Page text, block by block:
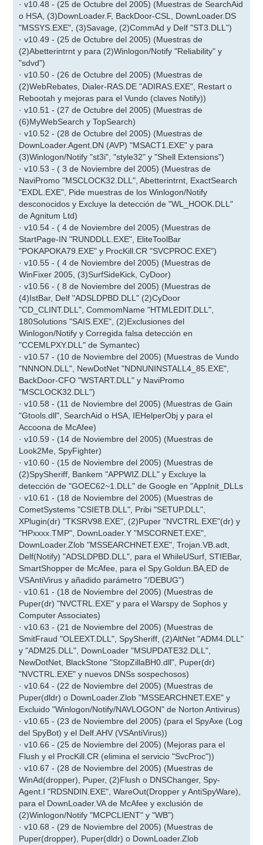
· v10.48 - (25 de Octubre del 2005) (Muestras de SearchAid
o HSA, (3)DownLoader.F, BackDoor-CSL, DownLoader.DS
"MSSYS.EXE", (3)Savage, (2)CommAd y Delf "ST3.DLL")
· v10.49 - (25 de Octubre del 2005) (Muestras de
(2)Abetterintrnt y para (2)Winlogon/Notify "Reliability" y
"sdvd")
· v10.50 - (26 de Octubre del 2005) (Muestras de
(2)WebRebates, Dialer-RAS.DE "ADIRAS.EXE", Restart o
Rebootah y mejoras para el Vundo (claves Notify))
· v10.51 - (27 de Octubre del 2005) (Muestras de
(6)MyWebSearch y TopSearch)
· v10.52 - (28 de Octubre del 2005) (Muestras de
DownLoader.Agent.DN (AVP) "MSACT1.EXE" y para
(3)Winlogon/Notify "st3i", "style32" y "Shell Extensions")
· v10.53 - ( 3 de Noviembre del 2005) (Muestras de
NaviPromo "MSCLOCK32.DLL", Abetterintrnt, ExactSearch
"EXDL.EXE", Pide muestras de los Winlogon/Notify
desconocidos y Excluye la detección de "WL_HOOK.DLL"
de Agnitum Ltd)
· v10.54 - ( 4 de Noviembre del 2005) (Muestras de
StartPage-IN "RUNDDLL.EXE", EliteToolBar
"POKAPOKA79.EXE" y ProcKill.CR "SVCPROC.EXE")
· v10.55 - ( 4 de Noviembre del 2005) (Muestras de
WinFixer 2005, (3)SurfSideKick, CyDoor)
· v10.56 - ( 8 de Noviembre del 2005) (Muestras de
(4)IstBar, Delf "ADSLDPBD.DLL" (2)CyDoor
"CD_CLINT.DLL", CommomName "HTMLEDIT.DLL",
180Solutions "SAIS.EXE", (2)Exclusiones del
Winlogon/Notify y Corregida falsa detección en
"CCEMLPXY.DLL" de Symantec)
· v10.57 - (10 de Noviembre del 2005) (Muestras de Vundo
"NNNON.DLL", NewDotNet "NDNUNINSTALL4_85.EXE",
BackDoor-CFO "WSTART.DLL" y NaviPromo
"MSCLOCK32.DLL")
· v10.58 - (11 de Noviembre del 2005) (Muestras de Gain
"Gtools.dll", SearchAid o HSA, IEHelperObj y para el
Accoona de McAfee)
· v10.59 - (14 de Noviembre del 2005) (Muestras de
Look2Me, SpyFighter)
· v10.60 - (15 de Noviembre del 2005) (Muestras de
(2)SpySheriff, Bankem "APPWIZ.DLL" y Excluye la
detección de "GOEC62~1.DLL" de Google en "AppInit_DLLs
· v10.61 - (18 de Noviembre del 2005) (Muestras de
CometSystems "CSIETB.DLL", Pribi "SETUP.DLL",
XPlugin(dr) "TKSRV98.EXE", (2)Puper "NVCTRL.EXE"(dr) y
"HPxxxx.TMP", DownLoader.Y "MSCORNET.EXE",
DownLoader.Zlob "MSSEARCHNET.EXE", Trojan.VB.adt,
Delf(Notify) "ADSLDPBD.DLL", para el WhileUSurf, STIEBar,
SmartShopper de McAfee, para el Spy.Goldun.BA,ED de
VSAntiVirus y añadido parámetro "/DEBUG")
· v10.61 - (18 de Noviembre del 2005) (Muestras de
Puper(dr) "NVCTRL.EXE" y para el Warspy de Sophos y
Computer Associates)
· v10.63 - (21 de Noviembre del 2005) (Muestras de
SmitFraud "OLEEXT.DLL", SpySheriff, (2)AltNet "ADM4.DLL"
y "ADM25.DLL", DownLoader "MSUPDATE32.DLL",
NewDotNet, BlackStone "StopZillaBH0.dll", Puper(dr)
"NVCTRL.EXE" y nuevos DNSs sospechosos)
· v10.64 - (22 de Noviembre del 2005) (Muestras de
Puper(dldr) o DownLoader.Zlob "MSSEARCHNET.EXE" y
Excluido "Winlogon/Notify/NAVLOGON" de Norton Antivirus)
· v10.65 - (23 de Noviembre del 2005) (para el SpyAxe (Log
del SpyBot) y el Delf.AHV (VSAntiVirus))
· v10.66 - (25 de Noviembre del 2005) (Mejoras para el
Flush y el ProcKill.CR (elimina el servicio "SvcProc"))
· v10.67 - (28 de Noviembre del 2005) (Muestras de
WinAd(dropper), Puper, (2)Flush o DNSChanger, Spy-
Agent.I "RDSNDIN.EXE", WareOut(Dropper y AntiSpyWare),
para el DownLoader.VA de McAfee y exclusión de
(2)Winlogon/Notify "MCPCLIENT" y "WB")
· v10.68 - (29 de Noviembre del 2005) (Muestras de
Puper(dropper), Puper(dldr) o DownLoader.Zlob